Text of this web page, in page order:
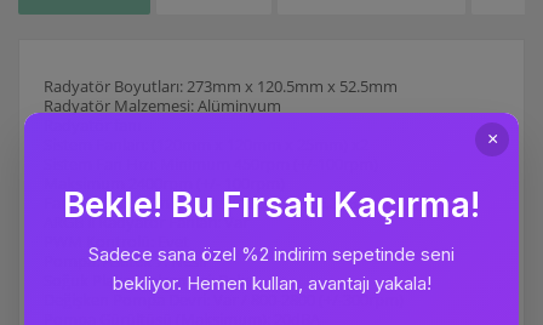
Radyatör Boyutları: 273mm x 120.5mm x 52.5mm
Radyatör Malzemesi: Alüminyum
Fan Gürültüsü (min-maks): 17.9dBA - 36,2dBA
ARGB'li Radyatör Fanları: Var
Pompa: Asetek 7. Nesil
Soğuk Plaka Malzemesi: Bakır
Değişken Pompa Devri: Var / 800-2800 (+/-300rpm)